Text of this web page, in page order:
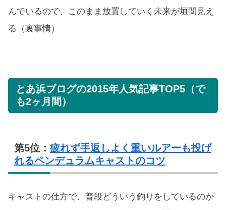
んでいるので、このまま放置していく未来が垣間見え
る（裏事情）
とあ浜ブログの2015年人気記事TOP5（で
も2ヶ月間）
第5位： 疲れず手返しよく重いルアーも投げ
れるペンデュラムキャストのコツ
キャストの仕方で、普段どういう釣りをしているのか